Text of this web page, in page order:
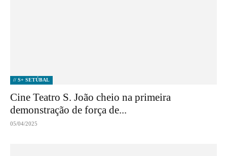
// S+ SETÚBAL
Cine Teatro S. João cheio na primeira
demonstração de força de...
05/04/2025